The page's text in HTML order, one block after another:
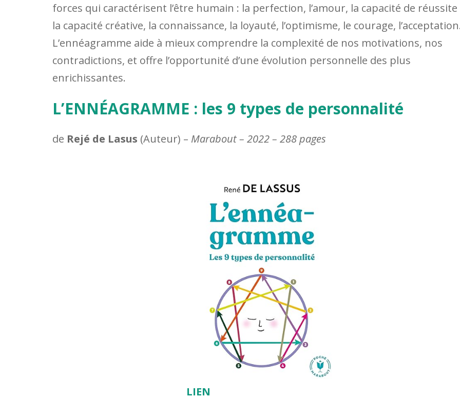
forces qui caractérisent l’être humain : la perfection, l’amour, la capacité de
la capacité créative, la connaissance, la loyauté, l’optimisme, le courage,
L’ennéagramme aide à mieux comprendre la complexité de nos motivations, nos
contradictions, et offre l’opportunité d’une évolution personnelle des plus
enrichissantes.
L’ENNÉAGRAMME : les 9 types de personnalité
de Rejé de Lasus (Auteur) – Marabout – 2022 – 288 pages
LIEN